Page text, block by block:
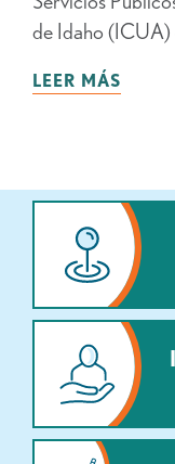
de Idaho
LEER MÁS